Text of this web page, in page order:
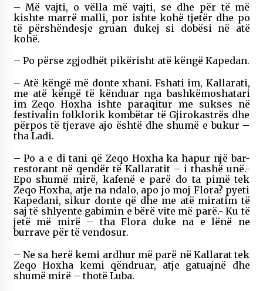
– Më vajti, o vëlla më vajti, se dhe për të më
kishte marrë malli, por ishte kohë tjetër dhe po
të përshëndesje gruan dukej si dobësi në atë
kohë.
– Po përse zgjodhët pikërisht atë këngë Kapedan.
– Atë këngë më donte xhani. Fshati im, Kallarati,
me atë këngë të kënduar nga bashkëmoshatari
im Zeqo Hoxha ishte paraqitur me sukses në
festivalin folklorik kombëtar të Gjirokastrës dhe
përpos të tjerave ajo është dhe shumë e bukur –
tha Ladi.
– Po a e di tani që Zeqo Hoxha ka hapur një bar-
restorant në qendër të Kallaratit – i thashë unë.-
Epo shumë mirë, kafenë e parë do ta pimë tek
Zeqo Hoxha, atje na ndalo, apo jo moj Flora? pyeti
Kapedani, sikur donte që dhe me atë miratim të
saj të shlyente gabimin e bërë vite më parë.- Ku të
jetë më mirë – tha Flora duke na e lënë ne
burrave për të vendosur.
– Ne sa herë kemi ardhur më parë në Kallarat tek
Zeqo Hoxha kemi qëndruar, atje gatuajnë dhe
shumë mirë – thotë Luba.